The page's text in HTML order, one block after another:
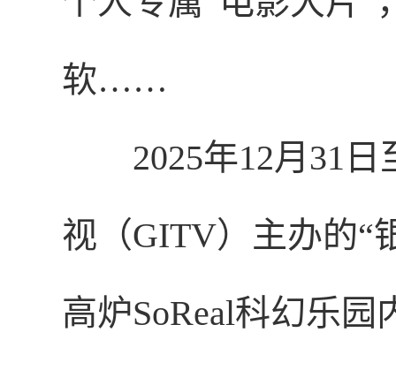
软……
2025年12月31
视（GITV）主办的“
高炉SoReal科幻乐